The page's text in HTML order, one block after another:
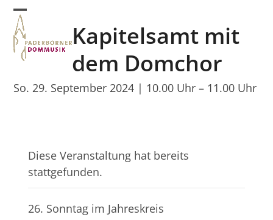
Skip
content
Open
mobile
menu
Close
mobile
menu
Kapitelsamt mit
dem Domchor
So. 29. September 2024 | 10.00 Uhr – 11.00 Uhr
Diese Veranstaltung hat bereits
stattgefunden.
26. Sonntag im Jahreskreis